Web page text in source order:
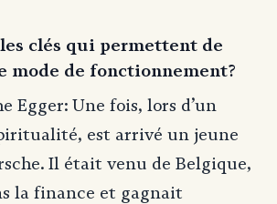
clés qui permettent de
mode de fonctionnement?
Egger: Une fois, lors d’un
est arrivé un jeune
Il était venu de Belgique,
la finance et gagnait